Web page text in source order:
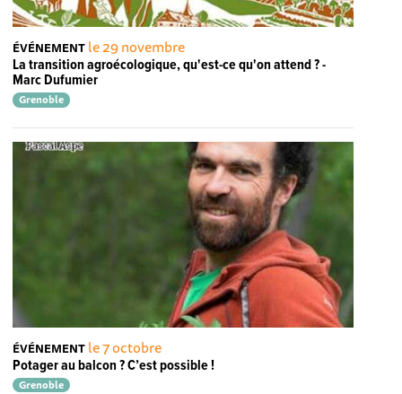
ÉVÉNEMENT le 29 novembre
La transition agroécologique, qu'est-ce qu'on attend ? -
Marc Dufumier
Grenoble
ÉVÉNEMENT le 7 octobre
Potager au balcon ? C’est possible !
Grenoble